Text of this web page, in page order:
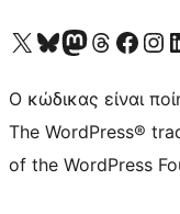
Visit our X (formerly Twitter) account
Visit our Bluesky account
Επισκεφθείτε τον λογαριασμό μας στο
Visit our Threads
Επισκεφτείτε τη
Ο κώδικας είναι
The WordPress®
of the WordPress